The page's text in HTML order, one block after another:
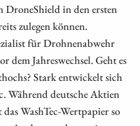
DroneShield in den ersten
zulegen können.
für Drohnenabwehr
Jahreswechsel. Geht es
Stark entwickelt sich
Während deutsche Aktien
WashTec-Wertpapier so